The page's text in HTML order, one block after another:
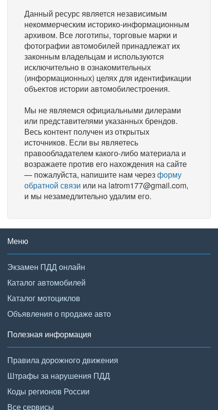
Данный ресурс является независимым
некоммерческим историко-информационным
архивом. Все логотипы, торговые марки и
фотографии автомобилей принадлежат их
законным владельцам и используются
исключительно в ознакомительных
(информационных) целях для идентификации
объектов истории автомобилестроения.
Мы не являемся официальными дилерами
или представителями указанных брендов.
Весь контент получен из открытых
источников. Если вы являетесь
правообладателем какого-либо материала и
возражаете против его нахождения на сайте
— пожалуйста, напишите нам черезформу
обратной связи или на latrom177@gmail.com,
и мы незамедлительно удалим его.
Меню
Экзамен ПДД онлайн
Каталог автомобилей
Каталог мотоциклов
Объявления о продаже авто
Полезная информация
Правила дорожного движения
Штрафы за нарушения ПДД
Коды регионов России
Все сервисы